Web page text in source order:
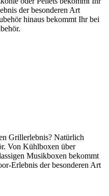
der besonderen Art
hinaus bekommt Ihr bei
Grillerlebnis? Natürlich
Von Kühlboxen über
Musikboxen bekommt
Erlebnis der besonderen Art